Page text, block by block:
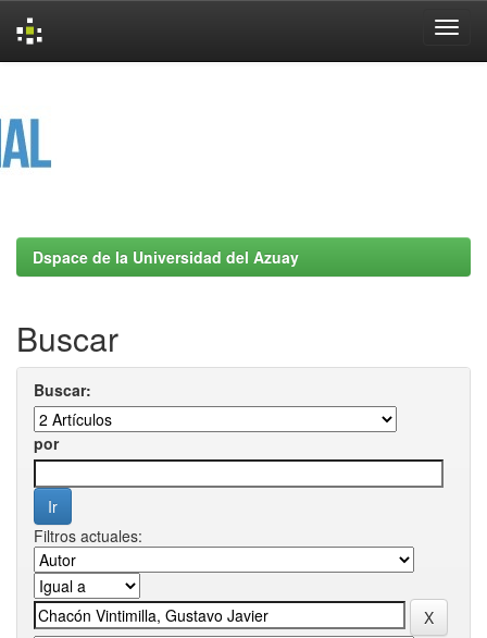
Dspace de la Universidad del Azuay
Buscar
Buscar:
por
Filtros actuales: